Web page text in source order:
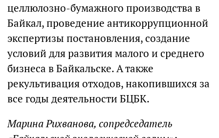
целлюлозно-бумажного производства в
Байкал, проведение антикоррупционной
экспертизы постановления, создание
условий для развития малого и среднего
бизнеса в Байкальске. А также
рекультивация отходов, накопившихся за
все годы деятельности БЦБК.
Марина Рихванова, сопредседатель